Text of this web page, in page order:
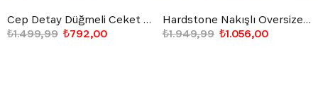
Cep Detay Düğmeli Ceket Taş Rengi
₺792,00
₺1.499,99
Hardstone Nakışlı Oversize Ceket Gri
₺1.056,00
₺1.949,99